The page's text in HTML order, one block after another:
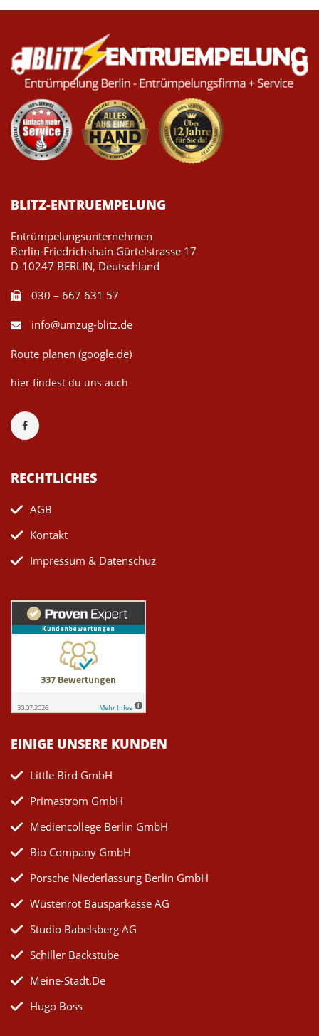
BLITZ-ENTRUEMPELUNG
Entrümpelungsunternehmen
Berlin-Friedrichshain Gürtelstrasse 17
D-10247 BERLIN, Deutschland
030 – 667 631 57
info@umzug-blitz.de
Route planen (google.de)
hier findest du uns auch
RECHTLICHES
AGB
Kontakt
Impressum & Datenschuz
EINIGE UNSERE KUNDEN
Little Bird GmbH
Primastrom GmbH
Mediencollege Berlin GmbH
Bio Company GmbH
Porsche Niederlassung Berlin GmbH
Wüstenrot Bausparkasse AG
Studio Babelsberg AG
Schiller Backstube
Meine-Stadt.de
Hugo Boss